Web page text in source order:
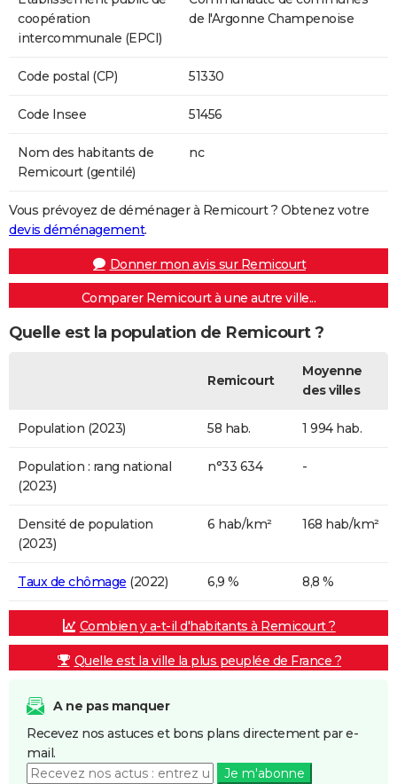
coopération
intercommunale (EPCI)
de l'Argonne Champenoise
Code postal (CP) 51330
Code Insee 51456
Nom des habitants de
Remicourt (gentilé)
nc
Vous prévoyez de déménager à Remicourt ? Obtenez votre
devis déménagement.
Donner mon avis sur Remicourt
Comparer Remicourt à une autre ville...
Quelle est la population de Remicourt ?
Remicourt
Moyenne
des villes
Population (2023) 58 hab. 1 994 hab.
Population : rang national
(2023)
n°33 634 -
Densité de population
(2023)
6 hab/km² 168 hab/km²
Taux de chômage (2022) 6,9 % 8,8 %
Combien y a-t-il d'habitants à Remicourt ?
Quelle est la ville la plus peuplée de France ?
A ne pas manquer
Recevez nos astuces et bons plans directement par e-
mail.
Je m'abonne